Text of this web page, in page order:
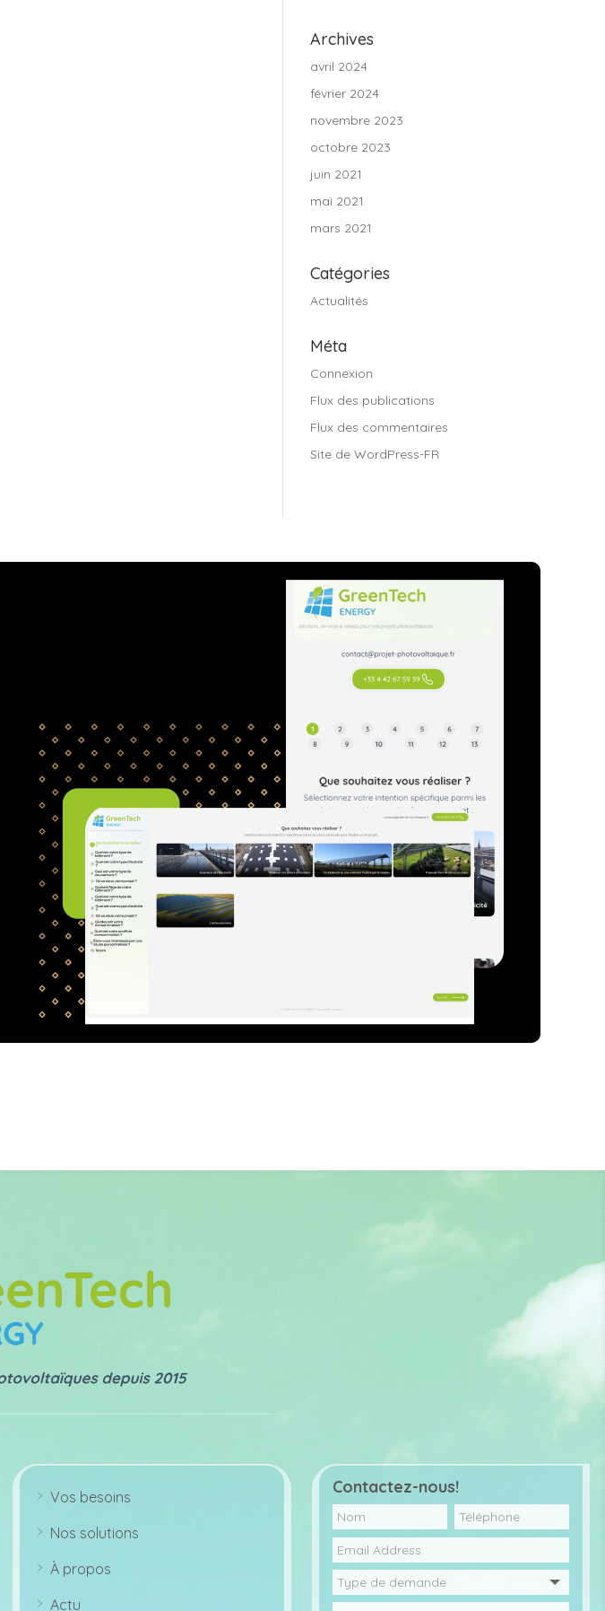
Archives
avril 2024
février 2024
novembre 2023
octobre 2023
juin 2021
mai 2021
mars 2021
Catégories
Actualités
Méta
Connexion
Flux des publications
Flux des commentaires
Site de WordPress-FR
o
ri
g
ic
Vos besoins
o
ri
Nos solutions
À propos
Actu
Contactez-nous!